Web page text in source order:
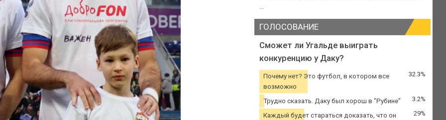
ГОЛОСОВАНИЕ
Сможет ли Угальде выиграть
конкуренцию у Даку?
Почему нет? Это футбол, в котором все
возможно
32.3%
Трудно сказать. Даку был хорош в "Рубине" 3.2%
Каждый будет стараться доказать, что он 29%